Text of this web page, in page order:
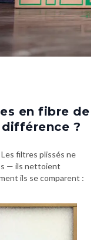
en fibre de
?
filtres plissés ne
— ils nettoient
ils se comparent :